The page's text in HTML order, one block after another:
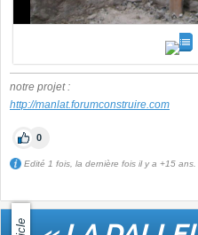
notre projet :
http://manlat.forumconstruire.com
0
Edité 1 fois, la dernière fois il y a +15 ans.